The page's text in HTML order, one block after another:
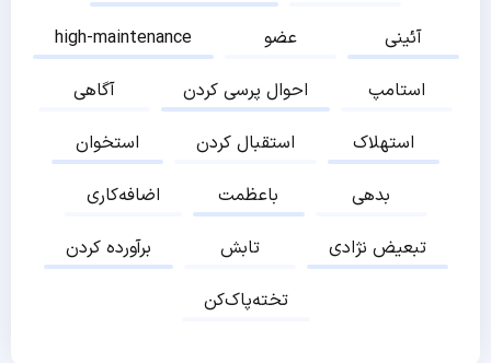
high-maintenance
عضو
آئینی
آگاهی
احوال پرسی کردن
استامپ
استخوان
استقبال کردن
استهلاک
اضافه‌کاری
باعظمت
بدهی
برآورده کردن
تابش
تبعیض نژادی
تخته‌پاک‌کن